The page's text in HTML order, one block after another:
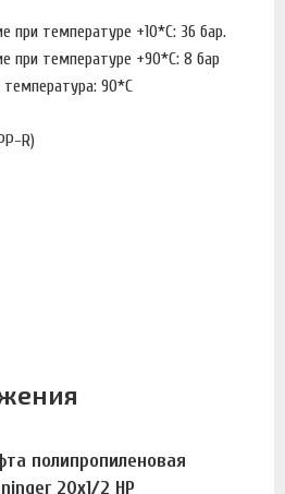
при температуре +10*С: 36 бар.
при температуре +90*С: 8 бар
90*С
R)
полипропиленовая
20х1/2 НР